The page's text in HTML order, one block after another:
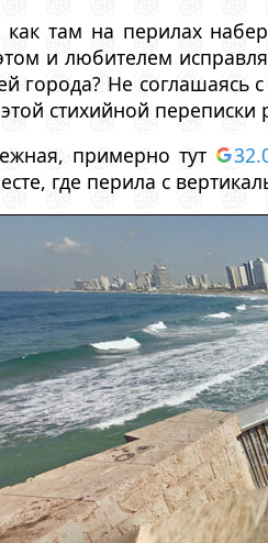
там на перилах
и любителем
города? Не
этой стихийной
примерно тут
где перила с